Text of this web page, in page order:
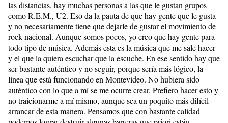
las distancias, hay muchas personas a las que le gustan grupos
como R.E.M., U2. Eso da la pauta de que hay gente que le gusta
y no necesariamente tiene que dejarle de gustar el movimiento de
rock nacional. Aunque somos pocos, yo creo que hay gente para
todo tipo de música. Además esta es la música que me sale hacer
y el que la quiera escuchar que la escuche. En ese sentido hay que
ser bastante auténtico y no seguir, porque sería más lógico, la
línea que está funcionando en Montevideo. No hubiera sido
auténtico con lo que a mí se me ocurre crear. Prefiero hacer esto y
no traicionarme a mí mismo, aunque sea un poquito más difícil
arrancar de esta manera. Pensamos que con bastante calidad